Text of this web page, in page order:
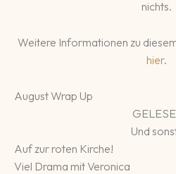
nichts.
Weitere Informationen zu
hier.
August Wrap Up
Und
Auf zur roten Kirche!
Viel Drama mit Veronica